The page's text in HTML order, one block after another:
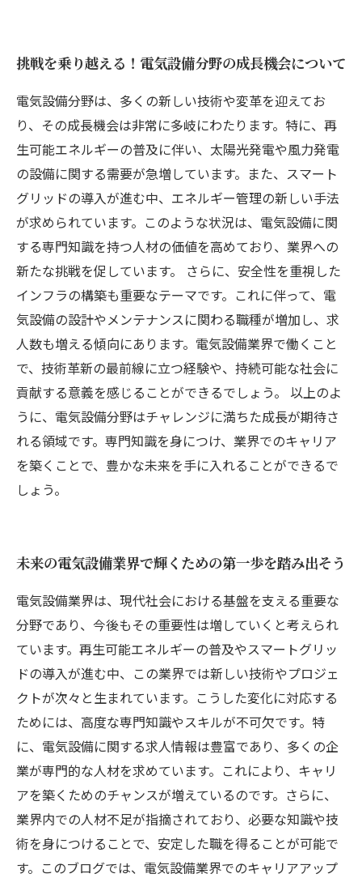
挑戦を乗り越える！電気設備分野の成長機会について
電気設備分野は、多くの新しい技術や変革を迎えてお
り、その成長機会は非常に多岐にわたります。特に、再
生可能エネルギーの普及に伴い、太陽光発電や風力発電
の設備に関する需要が急増しています。また、スマート
グリッドの導入が進む中、エネルギー管理の新しい手法
が求められています。このような状況は、電気設備に関
する専門知識を持つ人材の価値を高めており、業界への
新たな挑戦を促しています。 さらに、安全性を重視した
インフラの構築も重要なテーマです。これに伴って、電
気設備の設計やメンテナンスに関わる職種が増加し、求
人数も増える傾向にあります。電気設備業界で働くこと
で、技術革新の最前線に立つ経験や、持続可能な社会に
貢献する意義を感じることができるでしょう。 以上のよ
うに、電気設備分野はチャレンジに満ちた成長が期待さ
れる領域です。専門知識を身につけ、業界でのキャリア
を築くことで、豊かな未来を手に入れることができるで
しょう。
未来の電気設備業界で輝くための第一歩を踏み出そう
電気設備業界は、現代社会における基盤を支える重要な
分野であり、今後もその重要性は増していくと考えられ
ています。再生可能エネルギーの普及やスマートグリッ
ドの導入が進む中、この業界では新しい技術やプロジェ
クトが次々と生まれています。こうした変化に対応する
ためには、高度な専門知識やスキルが不可欠です。特
に、電気設備に関する求人情報は豊富であり、多くの企
業が専門的な人材を求めています。これにより、キャリ
アを築くためのチャンスが増えているのです。さらに、
業界内での人材不足が指摘されており、必要な知識や技
術を身につけることで、安定した職を得ることが可能で
す。このブログでは、電気設備業界でのキャリアアップ